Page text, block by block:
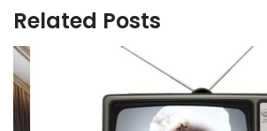
Related Posts